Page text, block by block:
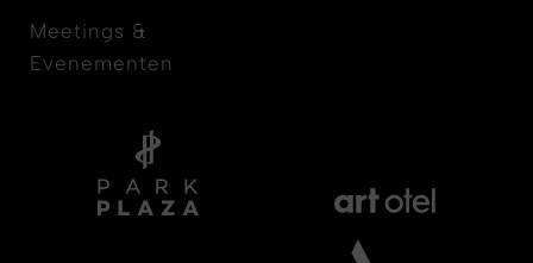
Meetings &
Evenementen